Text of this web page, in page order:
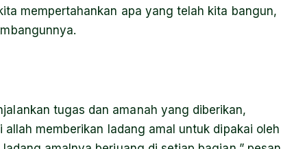
mempertahankan apa yang telah kita bangun,
tugas dan amanah yang diberikan,
memberikan ladang amal untuk dipakai oleh